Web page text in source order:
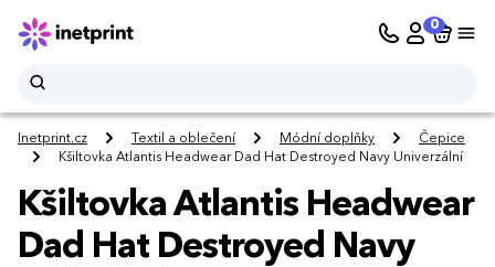
0
Inetprint.cz Textil a oblečení Módní doplňky
Čepice
Kšiltovka Atlantis Headwear Dad Hat Destroyed Navy Univerzální
Kšiltovka Atlantis Headwear
Dad Hat Destroyed Navy